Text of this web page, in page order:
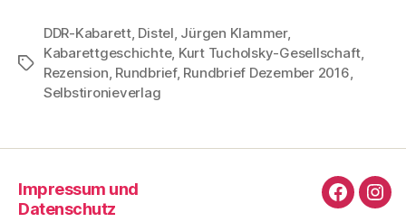
Schlagwörter
DDR-Kabarett, Distel Jürgen Klammer,
Kabarettgeschichte, Kurt Tucholsky-Gesellschaft
Rezension Rundbrief, Rundbrief Dezember 2016
Selbstironieverlag
Impressum und
Datenschutz